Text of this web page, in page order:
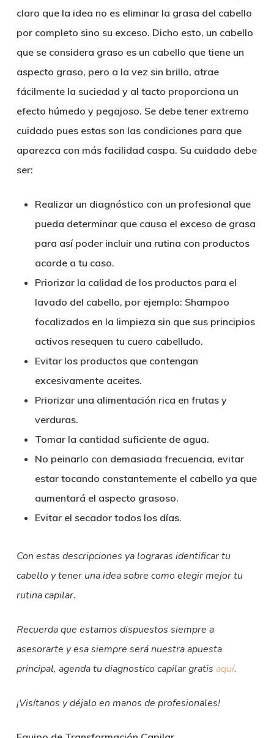
claro que la idea no es eliminar la grasa del cabello
por completo sino su exceso. Dicho esto, un cabello
que se considera graso es un cabello que tiene un
aspecto graso, pero a la vez sin brillo, atrae
fácilmente la suciedad y al tacto proporciona un
efecto húmedo y pegajoso. Se debe tener extremo
cuidado pues estas son las condiciones para que
aparezca con más facilidad caspa. Su cuidado debe
ser:
Realizar un diagnóstico con un profesional que
pueda determinar que causa el exceso de grasa
para así poder incluir una rutina con productos
acorde a tu caso.
Priorizar la calidad de los productos para el
lavado del cabello, por ejemplo: Shampoo
focalizados en la limpieza sin que sus principios
activos resequen tu cuero cabelludo.
Evitar los productos que contengan
excesivamente aceites.
Priorizar una alimentación rica en frutas y
verduras.
Tomar la cantidad suficiente de agua.
No peinarlo con demasiada frecuencia, evitar
estar tocando constantemente el cabello ya que
aumentará el aspecto grasoso.
Evitar el secador todos los días.
Con estas descripciones ya lograras identificar tu
cabello y tener una idea sobre como elegir mejor tu
rutina capilar.
Recuerda que estamos dispuestos siempre a
asesorarte y esa siempre será nuestra apuesta
principal, agenda tu diagnostico capilar gratis aquí.
¡Visítanos y déjalo en manos de profesionales!